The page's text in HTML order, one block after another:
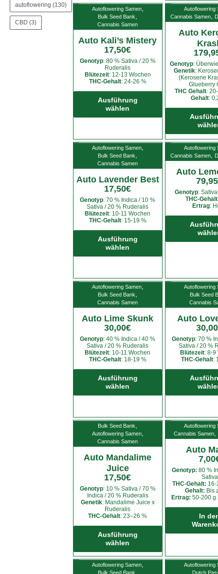
autoflowering (130)
CBD (3)
Varianten
auf.
Optionen
Produktseite
gewählt
Autoflowering Samen,
Bulk Seed Bank
Cannabis Samen
Auto Kali’s Mistery
17,50€
Genotyp: 80 % Sativa / 20 %
Ruderalis
Blütezeit: 12-13 Wochen
THC-Gehalt: 24-26 %
Ausführung
wählen
Dieses
weist
Varianten
auf.
Die
können
Produktseite
gewählt
werden
Autoflowering
Cannabis Samen,
Auto
Genotyp:
Genetik:
(Kerosene
Glueberry
THC Gehalt:
Gehalt:
Autoflowering Samen,
Bulk Seed Bank
Cannabis Samen
Auto Lavender Best
17,50€
Genotyp: 70 % Indica / 10 %
Sativa / 20 % Ruderalis
Blütezeit: 10-11 Wochen
THC-Gehalt: 15-19 %
Ausführung
wählen
auf.
Optionen
können
Produktseite
gewählt
werden
Autoflowering
Cannabis Samen,
Auto
79,95
Genotyp:
THC-Gehalt
Ertrag:
Autoflowering Samen,
Bulk Seed Bank
Cannabis Samen
Auto Lime Skunk
30,00€
Genotyp: 40 % Indica / 40 %
Sativa / 20 % Ruderalis
Blütezeit: 10-11 Wochen
THC-Gehalt: 18-19 %
Ausführung
wählen
auf.
Produktseite
gewählt
werden
Autoflowering
Bulk Seed
Cannabis
Auto
30,00
Genotyp: 70 %
Sativa / 20 %
Blütezeit: 8-9
THC-Gehalt:
Bulk Seed Bank
Autoflowering Samen,
Cannabis Samen
Auto Mandalime
Juice
17,50€
Genotyp: 10 % Sativa / 70 %
Indica / 20 % Ruderalis
Genetik: Mandalime Juice x
Ruderalis
THC-Gehalt: 23–26 %
Ausführung
wählen
Produkt
mehrere
Varianten
Autoflowering
Cannabis Samen,
Auto
7,00
Genotyp: 80 %
Sativa
THC-Gehalt:
Gehalt: Bis
Ertrag: 50-200 g
In
Autoflowering Samen,
Bulk Seed Bank
Autoflowering
Dutch